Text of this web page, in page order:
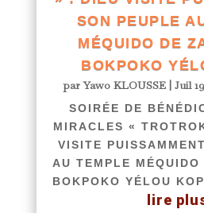
SON PEUPLE
MÉQUIDO DE
BOKPOKO
parYawo KLOUSSE| Juil
SOIRÉE DE
MIRACLES «
VISITE
AU TEMPLE MÉQUIDO
BOKPOKO YÉLOU
lire